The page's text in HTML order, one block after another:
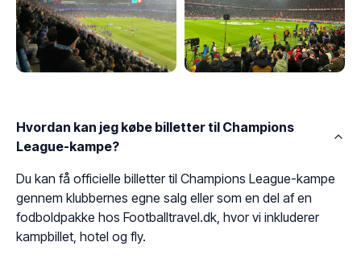
Hvordan kan jeg købe billetter til Champions
League-kampe?
Du kan få officielle billetter til Champions League-kampe
gennem klubbernes egne salg eller som en del af en
fodboldpakke hos Footballtravel.dk, hvor vi inkluderer
kampbillet, hotel og fly.